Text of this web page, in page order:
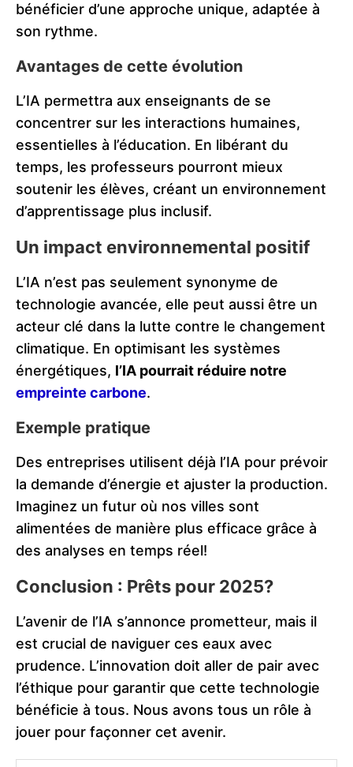
bénéficier d’une approche unique, adaptée à
son rythme.
Avantages de cette évolution
L’IA permettra aux enseignants de se
concentrer sur les interactions humaines,
essentielles à l’éducation. En libérant du
temps, les professeurs pourront mieux
soutenir les élèves, créant un environnement
d’apprentissage plus inclusif.
Un impact environnemental positif
L’IA n’est pas seulement synonyme de
technologie avancée, elle peut aussi être un
acteur clé dans la lutte contre le changement
climatique. En optimisant les systèmes
énergétiques, l’IA pourrait réduire notre
empreinte carbone.
Exemple pratique
Des entreprises utilisent déjà l’IA pour prévoir
la demande d’énergie et ajuster la production.
Imaginez un futur où nos villes sont
alimentées de manière plus efficace grâce à
des analyses en temps réel!
Conclusion : Prêts pour 2025?
L’avenir de l’IA s’annonce prometteur, mais il
est crucial de naviguer ces eaux avec
prudence. L’innovation doit aller de pair avec
l’éthique pour garantir que cette technologie
bénéficie à tous. Nous avons tous un rôle à
jouer pour façonner cet avenir.